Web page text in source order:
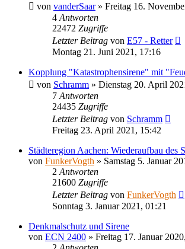
von vanderSaar» Freitag 16.
4 Antworten
22472 Zugriffe
Letzter Beitrag von E57 - Retter
Montag 21. Juni 2021, 17:16
Kopplung "Katastrophensirene" mit
von Schramm » Dienstag 20. April
7 Antworten
24435 Zugriffe
Letzter Beitrag von Schramm
Freitag 23. April 2021, 15:42
Städteregion Aachen: Wiederaufbau des
von FunkerVogth » Samstag 5. Januar
2 Antworten
21600 Zugriffe
Letzter Beitrag von FunkerVogth
Sonntag 3. Januar 2021, 01:21
Denkmalschutz und Sirene
von ECN 2400 » Freitag 17. Januar